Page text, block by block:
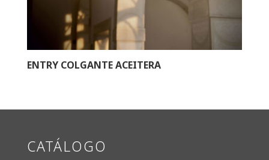
ENTRY COLGANTE ACEITERA
CATÁLOGO